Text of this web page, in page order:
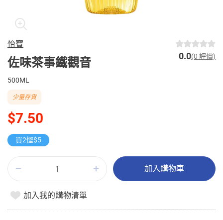
怡寶
佐味茶事鐵觀音 0.0(0 評價)
500ML
$7.50
少量存貨
買2慳$5
加入購物車
加入我的購物清單